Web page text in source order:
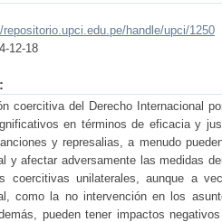
repositorio.upci.edu.pe/handle/upci/1250
12-18
coercitiva del Derecho Internacional
en términos de eficacia y
y represalias, a menudo
y afectar adversamente las medidas
coercitivas unilaterales, aunque a
como la no intervención en los
pueden tener impactos